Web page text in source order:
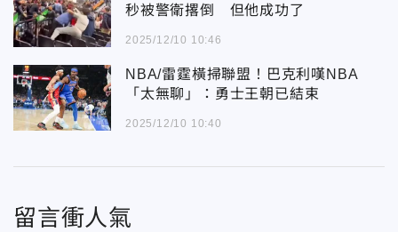
秒被警衛撂倒 但他成功了
2025/12/10 10:46
NBA/雷霆橫掃聯盟！巴克利嘆NBA
「太無聊」：勇士王朝已結束
2025/12/10 10:40
留言衝人氣